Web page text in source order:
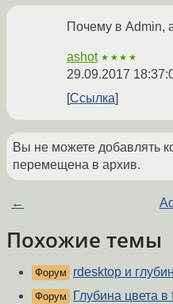
Почему в Admin,
ashot ★★★★
29.09.2017
Ссылка
Вы не можете добавлять
перемещена в архив.
←
Похожие темы
Форум rdesktop и
Форум Глубина цвета в